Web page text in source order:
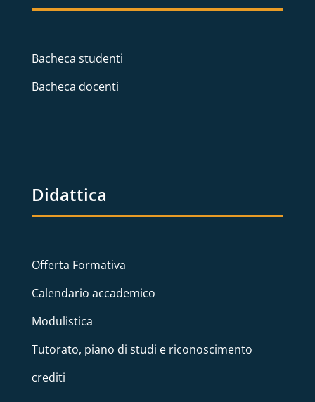
Bacheca studenti
Bacheca docenti
Didattica
Offerta Formativa
Calendario accademico
Modulistica
Tutorato, piano di studi e riconoscimento
crediti